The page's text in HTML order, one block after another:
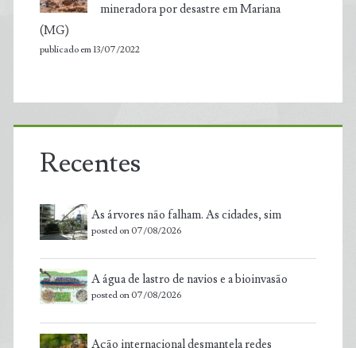
mineradora por desastre em Mariana
(MG)
publicado em 13/07/2022
Recentes
As árvores não falham. As cidades, sim
posted on 07/08/2026
A água de lastro de navios e a bioinvasão
posted on 07/08/2026
Ação internacional desmantela redes